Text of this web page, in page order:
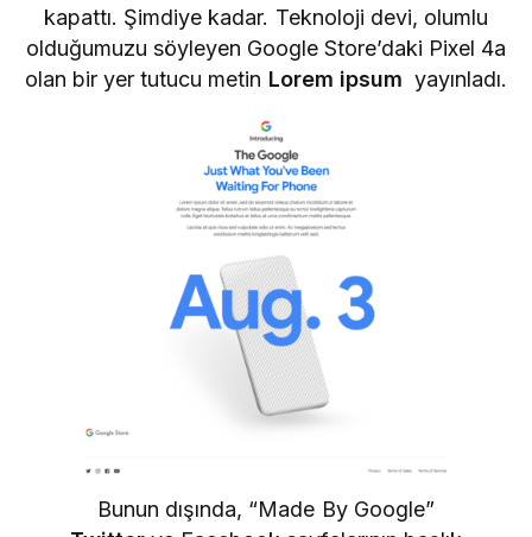
kapattı. Şimdiye kadar. Teknoloji devi, olumlu
olduğumuzu söyleyen Google Store’daki Pixel 4a
olan bir yer tutucu metin Lorem ipsum yayınladı.
Bunun dışında, “Made By Google”